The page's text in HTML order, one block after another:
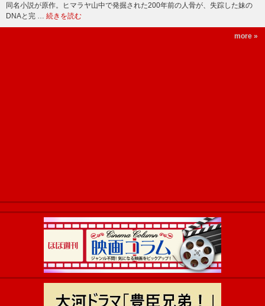
同名小説が原作。ヒマラヤ山中で発掘された200年前の人骨が、失踪した妹の
DNAと完 … 続きを読む
more »